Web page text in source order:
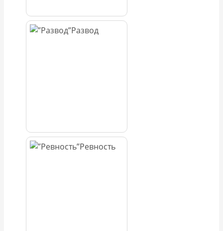
Развод
Ревность